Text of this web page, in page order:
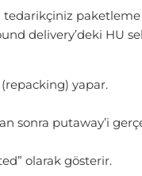
tedarikçiniz
delivery’deki HU
yapar.
sonra putaway’i
olarak gösterir.